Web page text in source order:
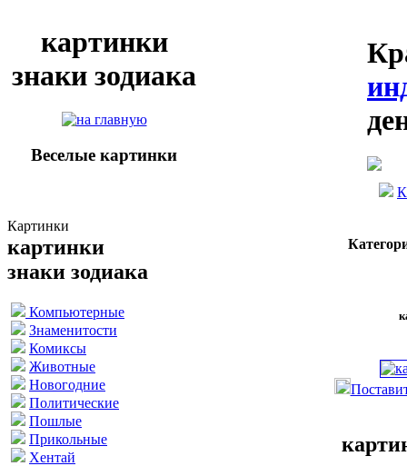
картинки
знаки зодиака
Веселые картинки
Картинки
картинки
знаки зодиака
Компьютерные
Знаменитости
Комиксы
Животные
Новогодние
Политические
Пошлые
Прикольные
Хентай